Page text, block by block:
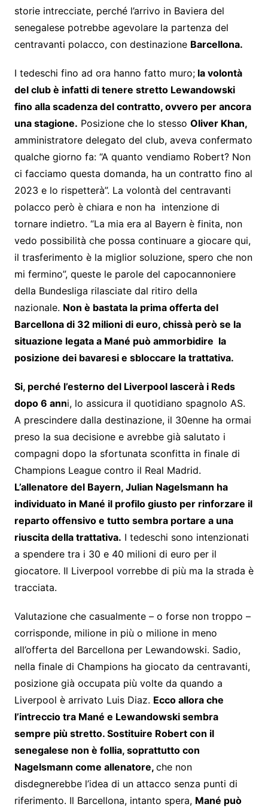
storie intrecciate, perché l’arrivo in Baviera del
senegalese potrebbe agevolare la partenza del
centravanti polacco, con destinazione Barcellona.
I tedeschi fino ad ora hanno fatto muro;la volontà
del club è infatti di tenere stretto Lewandowski
fino alla scadenza del contratto, ovvero per ancora
una stagione. Posizione che lo stesso Oliver Khan,
amministratore delegato del club, aveva confermato
qualche giorno fa: “A quanto vendiamo Robert? Non
ci facciamo questa domanda, ha un contratto fino al
2023 e lo rispetterà”. La volontà del centravanti
polacco però è chiara e non ha intenzione di
tornare indietro. “La mia era al Bayern è finita, non
vedo possibilità che possa continuare a giocare qui,
il trasferimento è la miglior soluzione, spero che non
mi fermino”, queste le parole del capocannoniere
della Bundesliga rilasciate dal ritiro della
nazionale. Non è bastata la prima offerta del
Barcellona di 32 milioni di euro, chissà però se la
situazione legata a Mané può ammorbidire la
posizione dei bavaresi e sbloccare la trattativa.
Si, perché l’esterno del Liverpool lascerà i Reds
dopo 6 anni, lo assicura il quotidiano spagnolo AS.
A prescindere dalla destinazione, il 30enne ha ormai
preso la sua decisione e avrebbe già salutato i
compagni dopo la sfortunata sconfitta in finale di
Champions League contro il Real Madrid.
L’allenatore del Bayern, Julian Nagelsmann ha
individuato in Mané il profilo giusto per rinforzare il
reparto offensivo e tutto sembra portare a una
riuscita della trattativa. I tedeschi sono intenzionati
a spendere tra i 30 e 40 milioni di euro per il
giocatore. Il Liverpool vorrebbe di più ma la strada è
tracciata.
Valutazione che casualmente – o forse non troppo –
corrisponde, milione in più o milione in meno
all’offerta del Barcellona per Lewandowski. Sadio,
nella finale di Champions ha giocato da centravanti,
posizione già occupata più volte da quando a
Liverpool è arrivato Luis Diaz. Ecco allora che
l’intreccio tra Mané e Lewandowski sembra
sempre più stretto. Sostituire Robert con il
senegalese non è follia, soprattutto con
Nagelsmann come allenatore, che non
disdegnerebbe l’idea di un attacco senza punti di
riferimento. Il Barcellona, intanto spera, Mané può